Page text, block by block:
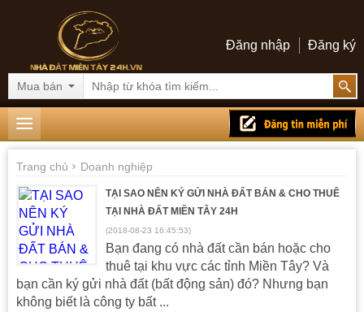
Đăng nhập Đăng ký
Mua bán
Trang chủ Doanh nghiệp
TẠI SAO NÊN KÝ GỬI NHÀ ĐẤT BÁN & CHO THUÊ
TẠI NHÀ ĐẤT MIỀN TÂY 24H
(2018-08-23 16:45:53)
Bạn đang có nhà đất cần bán hoặc cho
thuê tại khu vực các tỉnh Miền Tây? Và
bạn cần ký gửi nhà đất (bất động sản) đó? Nhưng bạn
không biết là công ty bất ...